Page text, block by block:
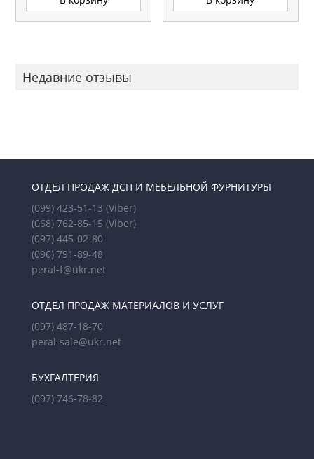
Недавние отзывы
ОТДЕЛ ПРОДАЖ ДСП И МЕБЕЛЬНОЙ ФУРНИТУРЫ
(099) 423-51-13 (Viber)
(068) 762-85-15 (Viber)
(097) 445-02-80
(096) 791-89-48
peral-f@ukr.net
ОТДЕЛ ПРОДАЖ МАТЕРИАЛОВ И УСЛУГ
(097) 487-18-70
peral-sale@ukr.net
БУХГАЛТЕРИЯ
(097) 746-78-82